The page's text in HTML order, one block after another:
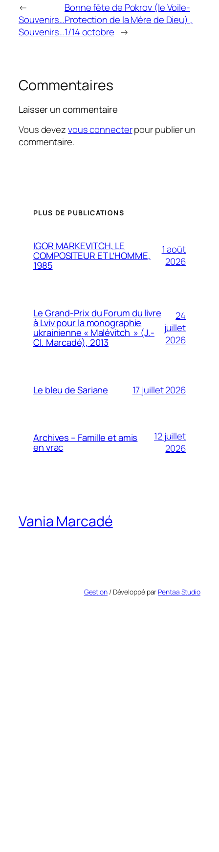
←
Souvenirs…
Souvenirs…
Bonne fête de Pokrov (le Voile-
Protection de la Mère de Dieu) ,
1/14 octobre →
Commentaires
Laisser un commentaire
Vous devezvous connecterpour publier un
commentaire.
PLUS DE PUBLICATIONS
IGOR MARKEVITCH, LE
COMPOSITEUR ET L’HOMME,
1985
1 août
2026
Le Grand-Prix du Forum du livre
à Lviv pour la monographie
ukrainienne « Malévitch » (J.-
Cl. Marcadé), 2013
24
juillet
2026
Le bleu de Sariane 17 juillet 2026
Archives – Famille et amis
en vrac
12 juillet
2026
Vania Marcadé
Gestion/ Développé par Pentaa Studio